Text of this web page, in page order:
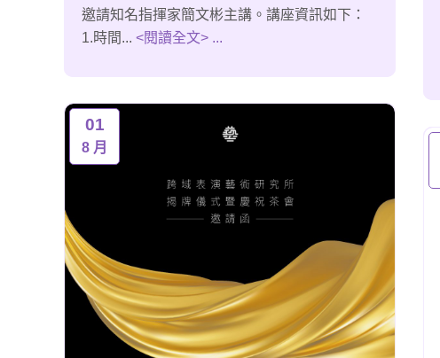
邀請知名指揮家簡文彬主講。講座資訊如下：
1.時間... <閱讀全文> ...
01
8 月